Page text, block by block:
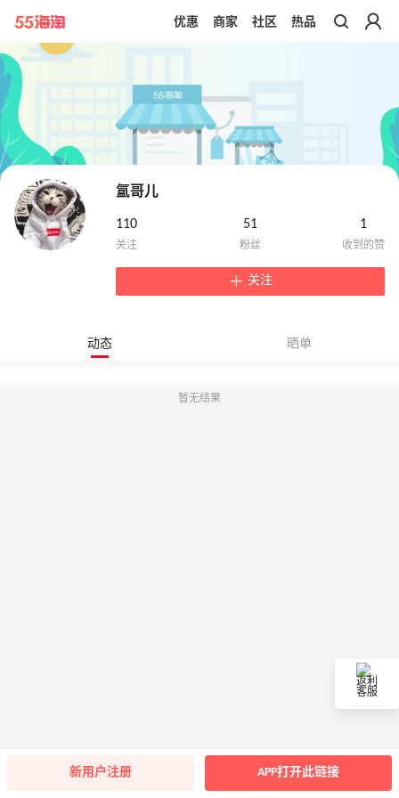
带你去官网买正品
优惠 商家 社区 热品
氲哥儿
110 51 1
关注
动态 晒单
暂无结果
返利
客服
新用户注册 APP打开此链接